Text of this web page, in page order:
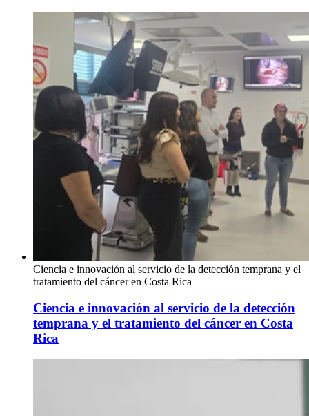
Ciencia e innovación al servicio de la detección temprana y el
tratamiento del cáncer en Costa Rica
Ciencia e innovación al servicio de la detección
temprana y el tratamiento del cáncer en Costa
Rica